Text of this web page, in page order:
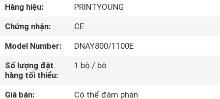
CÁC
SẢN
Hàng hiệu:
PRINTYOUNG
Chứng nhận:
CE
Model Number:
DNAY800/1100E
Số lượng đặt
hàng tối thiểu:
1 bộ / bộ
Giá bán:
Có thể đàm phán